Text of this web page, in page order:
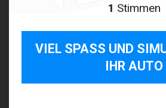
1 Stimmen
VIEL SPASS UND
HR AUTO